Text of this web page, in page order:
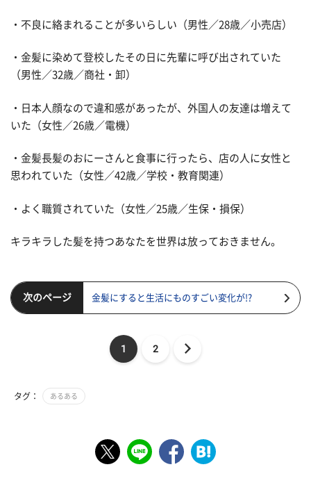
・不良に絡まれることが多いらしい（男性／28歳／小売店）
・金髪に染めて登校したその日に先輩に呼び出されていた
（男性／32歳／商社・卸）
・日本人顔なので違和感があったが、外国人の友達は増えて
いた（女性／26歳／電機）
・金髪長髪のおにーさんと食事に行ったら、店の人に女性と
思われていた（女性／42歳／学校・教育関連）
・よく職質されていた（女性／25歳／生保・損保）
キラキラした髪を持つあなたを世界は放っておきません。
次のページ 金髪にすると生活にものすごい変化が!?
1 2
タグ： あるある